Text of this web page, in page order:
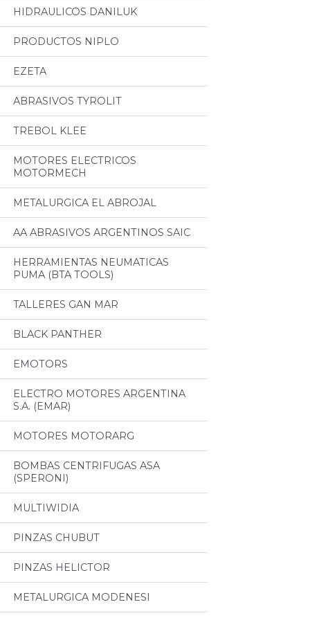
HIDRAULICOS DANILUK
PRODUCTOS NIPLO
EZETA
ABRASIVOS TYROLIT
TREBOL KLEE
MOTORES ELECTRICOS
MOTORMECH
METALURGICA EL ABROJAL
AA ABRASIVOS ARGENTINOS SAIC
HERRAMIENTAS NEUMATICAS
PUMA (BTA TOOLS)
TALLERES GAN MAR
BLACK PANTHER
EMOTORS
ELECTRO MOTORES ARGENTINA
S.A. (EMAR)
MOTORES MOTORARG
BOMBAS CENTRIFUGAS ASA
(SPERONI)
MULTIWIDIA
PINZAS CHUBUT
PINZAS HELICTOR
METALURGICA MODENESI